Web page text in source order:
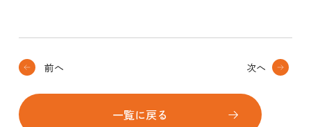
前へ
一覧に戻る
次へ